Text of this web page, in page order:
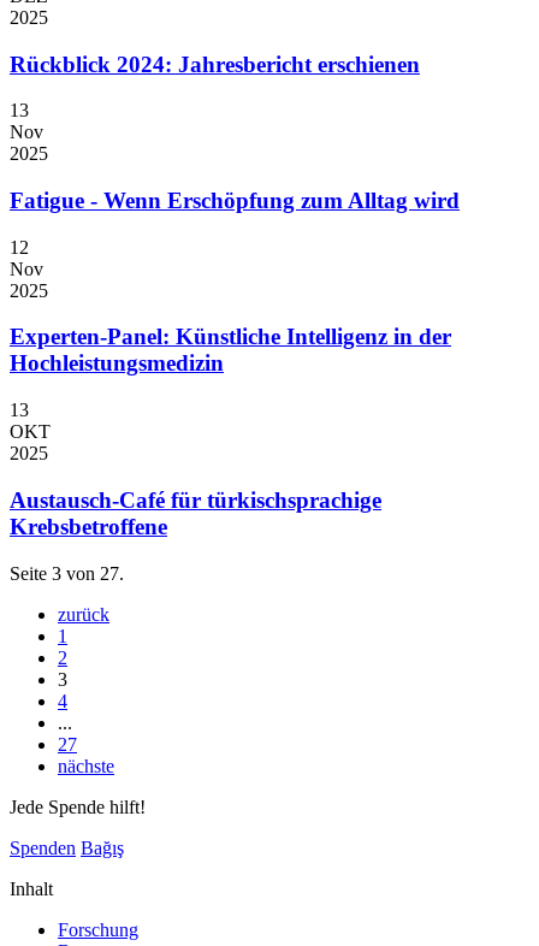
2025
Rückblick 2024: Jahresbericht erschienen
13
Nov
2025
Fatigue - Wenn Erschöpfung zum Alltag wird
12
Nov
2025
Experten-Panel: Künstliche Intelligenz in der
Hochleistungsmedizin
13
OKT
2025
Austausch-Café für türkischsprachige
Krebsbetroffene
Seite 3 von 27.
zurück
1
2
3
4
...
27
nächste
Jede Spende hilft!
Spenden Bağış
Inhalt
Forschung